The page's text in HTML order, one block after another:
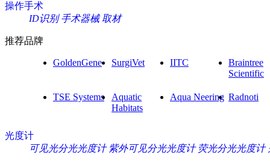
操作手术
ID识别 手术器械 取材
推荐品牌
GoldenGene SurgiVet IITC
Braintree
Scientific
TSE Systems
Aquatic
Habitats
Aqua Neering Radnoti
光度计
可见光分光光度计 紫外可见分光光度计 荧光分光光度计